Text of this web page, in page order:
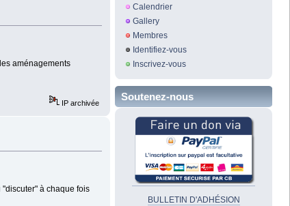
aménagements
IP archivée
à chaque fois
Calendrier
Gallery
Membres
Identifiez-vous
Inscrivez-vous
Soutenez-nous
BULLETIN D'ADHÉSION